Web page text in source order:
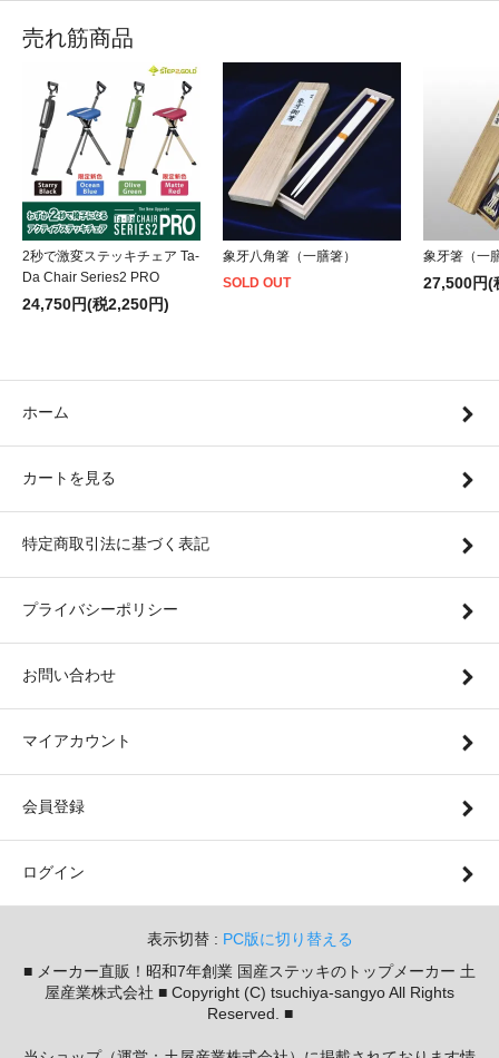
売れ筋商品
2秒で激変ステッキチェア Ta-
Da Chair Series2 PRO
24,750円(税2,250円)
象牙八角箸（一膳箸）
SOLD OUT
象牙箸（一
27,500円(
ホーム
カートを見る
特定商取引法に基づく表記
プライバシーポリシー
お問い合わせ
マイアカウント
会員登録
ログイン
表示切替 : PC版に切り替える
■ メーカー直販！昭和7年創業 国産ステッキのトップメーカー 土
屋産業株式会社 ■ Copyright (C) tsuchiya-sangyo All Rights
Reserved. ■